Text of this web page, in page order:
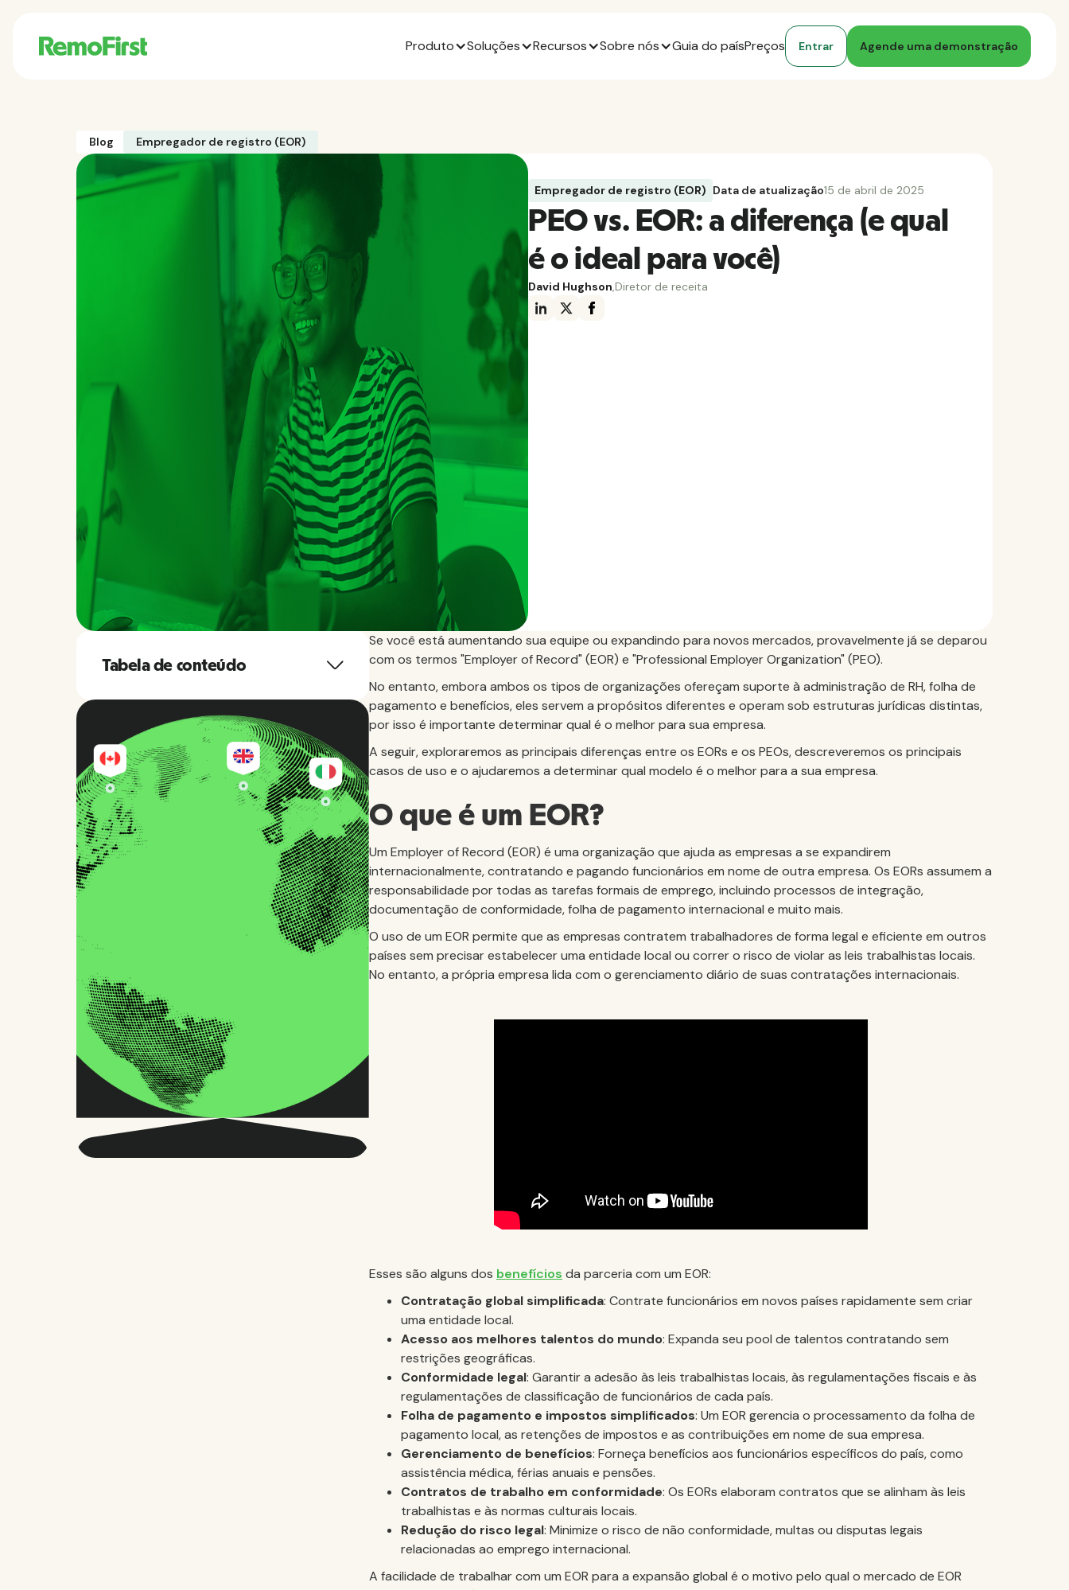
Produto Soluções Recursos Sobre nós Guia do paísPreços Entrar Agende uma demonstração
Blog Empregador de registro (EOR)
Empregador de registro (EOR) Data de atualização15 de abril de 2025
PEO vs. EOR: a diferença (e qual
é o ideal para você)
David Hughson,Diretor de receita
Tabela de conteúdo
Se você está aumentando sua equipe ou expandindo para novos mercados, provavelmente já se deparou
com os termos "Employer of Record" (EOR) e "Professional Employer Organization" (PEO).
No entanto, embora ambos os tipos de organizações ofereçam suporte à administração de RH, folha de
pagamento e benefícios, eles servem a propósitos diferentes e operam sob estruturas jurídicas distintas,
por isso é importante determinar qual é o melhor para sua empresa.
A seguir, exploraremos as principais diferenças entre os EORs e os PEOs, descreveremos os principais
casos de uso e o ajudaremos a determinar qual modelo é o melhor para a sua empresa.
O que é um EOR?
Um Employer of Record (EOR) é uma organização que ajuda as empresas a se expandirem
internacionalmente, contratando e pagando funcionários em nome de outra empresa. Os EORs assumem a
responsabilidade por todas as tarefas formais de emprego, incluindo processos de integração,
documentação de conformidade, folha de pagamento internacional e muito mais.
O uso de um EOR permite que as empresas contratem trabalhadores de forma legal e eficiente em outros
países sem precisar estabelecer uma entidade local ou correr o risco de violar as leis trabalhistas locais.
No entanto, a própria empresa lida com o gerenciamento diário de suas contratações internacionais.
Esses são alguns dos benefícios da parceria com um EOR:
Contratação global simplificada: Contrate funcionários em novos países rapidamente sem criar
uma entidade local.
Acesso aos melhores talentos do mundo: Expanda seu pool de talentos contratando sem
restrições geográficas.
Conformidade legal: Garantir a adesão às leis trabalhistas locais, às regulamentações fiscais e às
regulamentações de classificação de funcionários de cada país.
Folha de pagamento e impostos simplificados: Um EOR gerencia o processamento da folha de
pagamento local, as retenções de impostos e as contribuições em nome de sua empresa.
Gerenciamento de benefícios: Forneça benefícios aos funcionários específicos do país, como
assistência médica, férias anuais e pensões.
Contratos de trabalho em conformidade: Os EORs elaboram contratos que se alinham às leis
trabalhistas e às normas culturais locais.
Redução do risco legal: Minimize o risco de não conformidade, multas ou disputas legais
relacionadas ao emprego internacional.
A facilidade de trabalhar com um EOR para a expansão global é o motivo pelo qual o mercado de EOR